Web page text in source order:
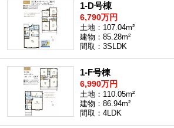
1-D号棟
6,790万円
土地：107.04m²
建物：85.28m²
間取：3SLDK
1-F号棟
6,990万円
土地：110.05m²
建物：86.94m²
間取：4LDK